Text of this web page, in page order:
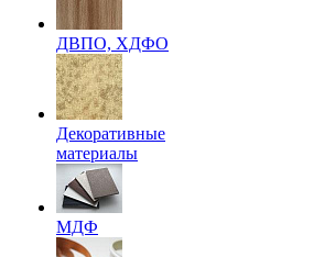
ДВПО, ХДФО
Декоративные
материалы
МДФ